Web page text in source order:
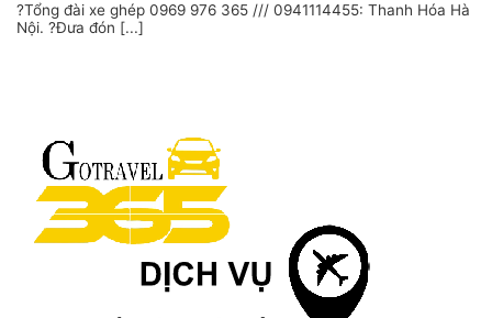
?Tổng đài xe ghép 0969 976 365 /// 0941114455: Thanh Hóa Hà
Nội. ?Đưa đón [...]